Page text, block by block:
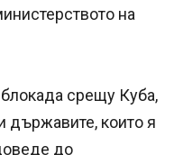
на
срещу Куба,
държавите, които я
до